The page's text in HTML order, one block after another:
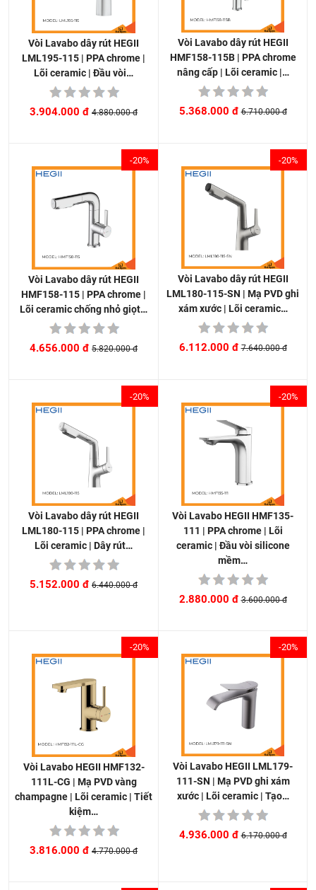
Vòi Lavabo dây rút HEGII
LML195-115 | PPA chrome |
Lõi ceramic | Đầu vòi…
3.904.000 đ 4.880.000 đ
Vòi Lavabo dây rút HEGII
HMF158-115B | PPA chrome
nâng cấp | Lõi ceramic |…
5.368.000 đ 6.710.000 đ
-20%
Vòi Lavabo dây rút HEGII
HMF158-115 | PPA chrome |
Lõi ceramic chống nhỏ giọt…
4.656.000 đ 5.820.000 đ
-20%
Vòi Lavabo dây rút HEGII
LML180-115-SN | Mạ PVD ghi
xám xước | Lõi ceramic…
6.112.000 đ 7.640.000 đ
-20%
Vòi Lavabo dây rút HEGII
LML180-115 | PPA chrome |
Lõi ceramic | Dây rút…
5.152.000 đ 6.440.000 đ
-20%
Vòi Lavabo HEGII HMF135-
111 | PPA chrome | Lõi
ceramic | Đầu vòi silicone
mềm…
2.880.000 đ 3.600.000 đ
-20%
Vòi Lavabo HEGII HMF132-
111L-CG | Mạ PVD vàng
champagne | Lõi ceramic | Tiết
kiệm…
3.816.000 đ 4.770.000 đ
-20%
Vòi Lavabo HEGII LML179-
111-SN | Mạ PVD ghi xám
xước | Lõi ceramic | Tạo…
4.936.000 đ 6.170.000 đ